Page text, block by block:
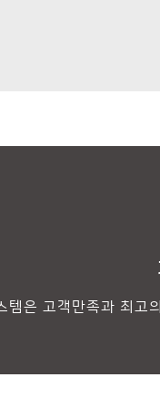
템은 고객만족과 최고